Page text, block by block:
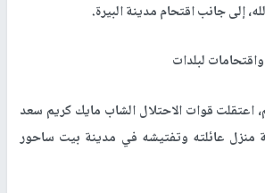
إلى جانب اقتحام مدينة البيرة.
لبلدات
قوات الاحتلال الشاب مايك كريم سعد
منزل عائلته وتفتيشه في مدينة بيت ساحور